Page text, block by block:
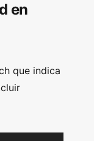
en
que indica